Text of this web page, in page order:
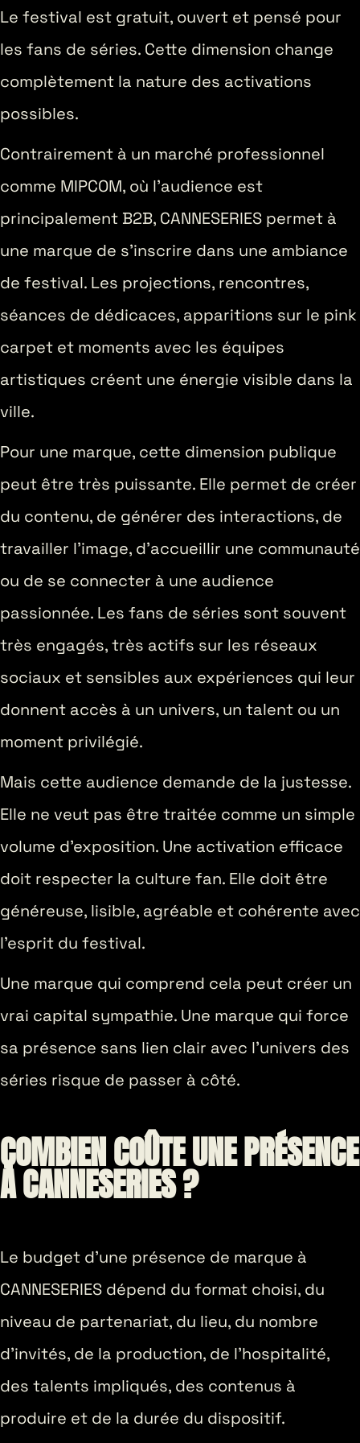
Le festival est gratuit, ouvert et pensé pour
les fans de séries. Cette dimension change
complètement la nature des activations
possibles.
Contrairement à un marché professionnel
comme MIPCOM, où l’audience est
principalement B2B, CANNESERIES permet à
une marque de s’inscrire dans une ambiance
de festival. Les projections, rencontres,
séances de dédicaces, apparitions sur le pink
carpet et moments avec les équipes
artistiques créent une énergie visible dans la
ville.
Pour une marque, cette dimension publique
peut être très puissante. Elle permet de créer
du contenu, de générer des interactions, de
travailler l’image, d’accueillir une communauté
ou de se connecter à une audience
passionnée. Les fans de séries sont souvent
très engagés, très actifs sur les réseaux
sociaux et sensibles aux expériences qui leur
donnent accès à un univers, un talent ou un
moment privilégié.
Mais cette audience demande de la justesse.
Elle ne veut pas être traitée comme un simple
volume d’exposition. Une activation efficace
doit respecter la culture fan. Elle doit être
généreuse, lisible, agréable et cohérente avec
l’esprit du festival.
Une marque qui comprend cela peut créer un
vrai capital sympathie. Une marque qui force
sa présence sans lien clair avec l’univers des
séries risque de passer à côté.
COMBIEN COÛTE UNE PRÉSENCE
À CANNESERIES ?
Le budget d’une présence de marque à
CANNESERIES dépend du format choisi, du
niveau de partenariat, du lieu, du nombre
d’invités, de la production, de l’hospitalité,
des talents impliqués, des contenus à
produire et de la durée du dispositif.